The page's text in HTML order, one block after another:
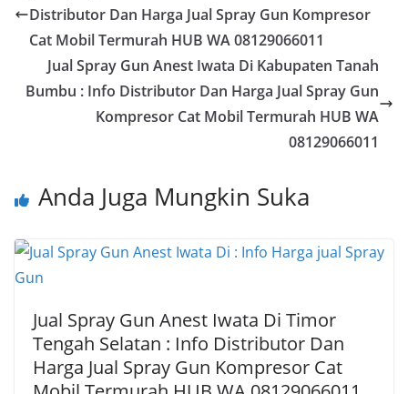
Distributor Dan Harga Jual Spray Gun Kompresor
Cat Mobil Termurah HUB WA 08129066011
Jual Spray Gun Anest Iwata Di Kabupaten Tanah
Bumbu : Info Distributor Dan Harga Jual Spray Gun
Kompresor Cat Mobil Termurah HUB WA
08129066011
Anda Juga Mungkin Suka
Jual Spray Gun Anest Iwata Di Timor
Tengah Selatan : Info Distributor Dan
Harga Jual Spray Gun Kompresor Cat